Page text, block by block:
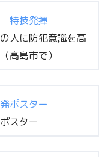
人に防犯意識を高
高島市で）
スター